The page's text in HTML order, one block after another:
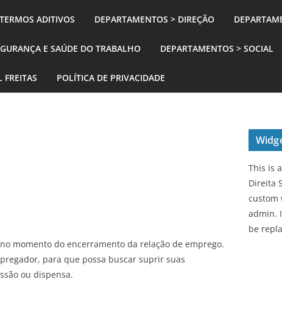
ADITIVOS DEPARTAMENTOS > DIREÇÃO
E SAÚDE DO TRABALHO DEPARTAMENTOS > SOCIAL
POLÍTICA DE PRIVACIDADE
momento do encerramento da relação de emprego.
para que possa buscar suprir suas
ou dispensa.
This is
Direita
custom
admin.
be